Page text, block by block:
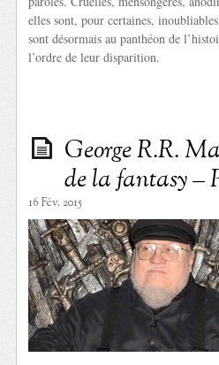
elles sont, pour certaines,
sont désormais au panthéon de
l’ordre de leur disparition.
George R.R.
de la fantasy –
16 Fév. 2015